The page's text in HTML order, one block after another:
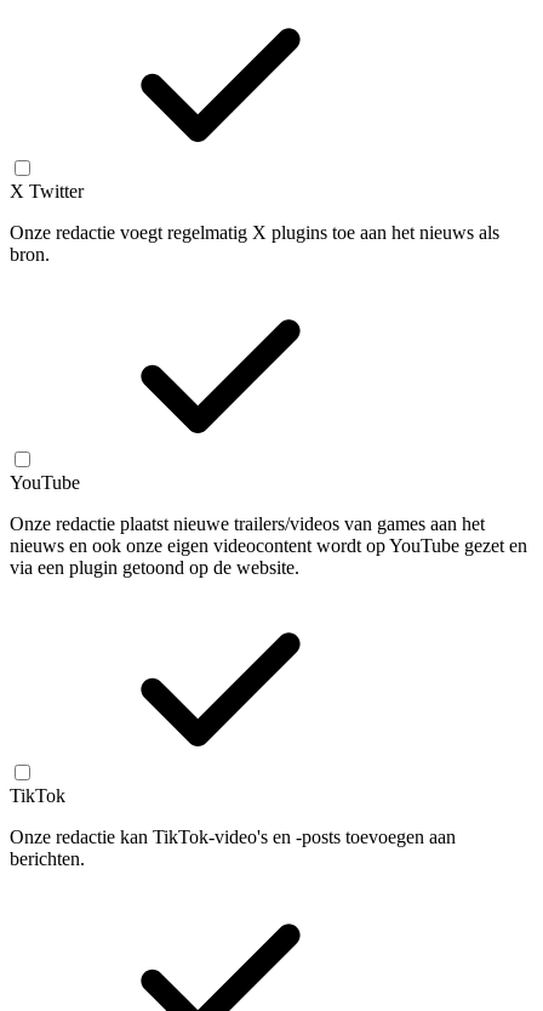
X Twitter
Onze redactie voegt regelmatig X plugins toe aan het nieuws als
bron.
YouTube
Onze redactie plaatst nieuwe trailers/videos van games aan het
nieuws en ook onze eigen videocontent wordt op YouTube gezet en
via een plugin getoond op de website.
TikTok
Onze redactie kan TikTok-video's en -posts toevoegen aan
berichten.